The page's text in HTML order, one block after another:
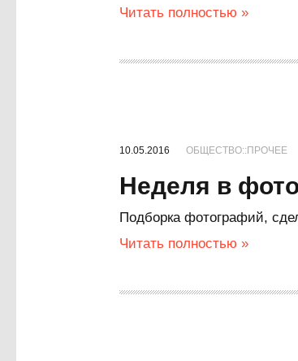
Читать полностью »
10.05.2016 ОБЩЕСТВО::ПРОЧЕЕ
Неделя в
Подборка фотографий,
Читать полностью »